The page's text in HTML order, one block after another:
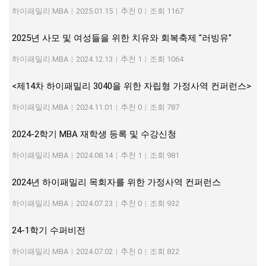
하이패밀리 MBA | 2025.01.15 | 추천 0 | 조회 1167
2025년 사모 및 여성들을 위한 치유와 회복축제 "러빙유"
하이패밀리 MBA | 2024.12.13 | 추천 1 | 조회 1064
<제14차 하이패밀리 3040을 위한 자립형 가정사역 컨퍼런스>
하이패밀리 MBA | 2024.11.01 | 추천 0 | 조회 787
2024-2학기 MBA 재학생 등록 및 수강신청
하이패밀리 MBA | 2024.08.14 | 추천 1 | 조회 981
2024년 하이패밀리 목회자를 위한 가정사역 컨퍼런스
하이패밀리 MBA | 2024.07.23 | 추천 0 | 조회 932
24-1학기 수퍼비전
하이패밀리 MBA | 2024.07.02 | 추천 0 | 조회 822